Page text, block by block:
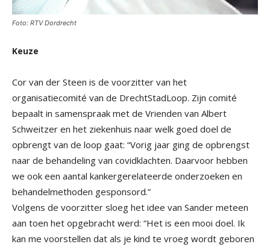
Foto: RTV Dordrecht
Keuze
Cor van der Steen is de voorzitter van het
organisatiecomité van de DrechtStadLoop. Zijn comité
bepaalt in samenspraak met de Vrienden van Albert
Schweitzer en het ziekenhuis naar welk goed doel de
opbrengt van de loop gaat: “Vorig jaar ging de opbrengst
naar de behandeling van covidklachten. Daarvoor hebben
we ook een aantal kankergerelateerde onderzoeken en
behandelmethoden gesponsord.”
Volgens de voorzitter sloeg het idee van Sander meteen
aan toen het opgebracht werd: “Het is een mooi doel. Ik
kan me voorstellen dat als je kind te vroeg wordt geboren